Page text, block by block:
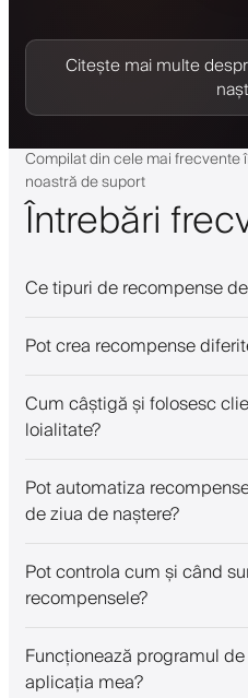
Citește mai multe
Compilat din cele mai
noastră de suport
Întrebări
Ce tipuri de recompense
Pot crea recompense
Cum câștigă și folosesc
loialitate?
Pot automatiza
de ziua de naștere?
Pot controla cum și când
recompensele?
Funcționează programul
aplicația mea?